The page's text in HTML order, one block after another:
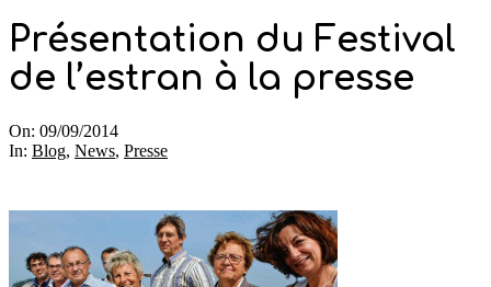
Présentation du Festival
de l’estran à la presse
On: 09/09/2014
In: Blog, News, Presse